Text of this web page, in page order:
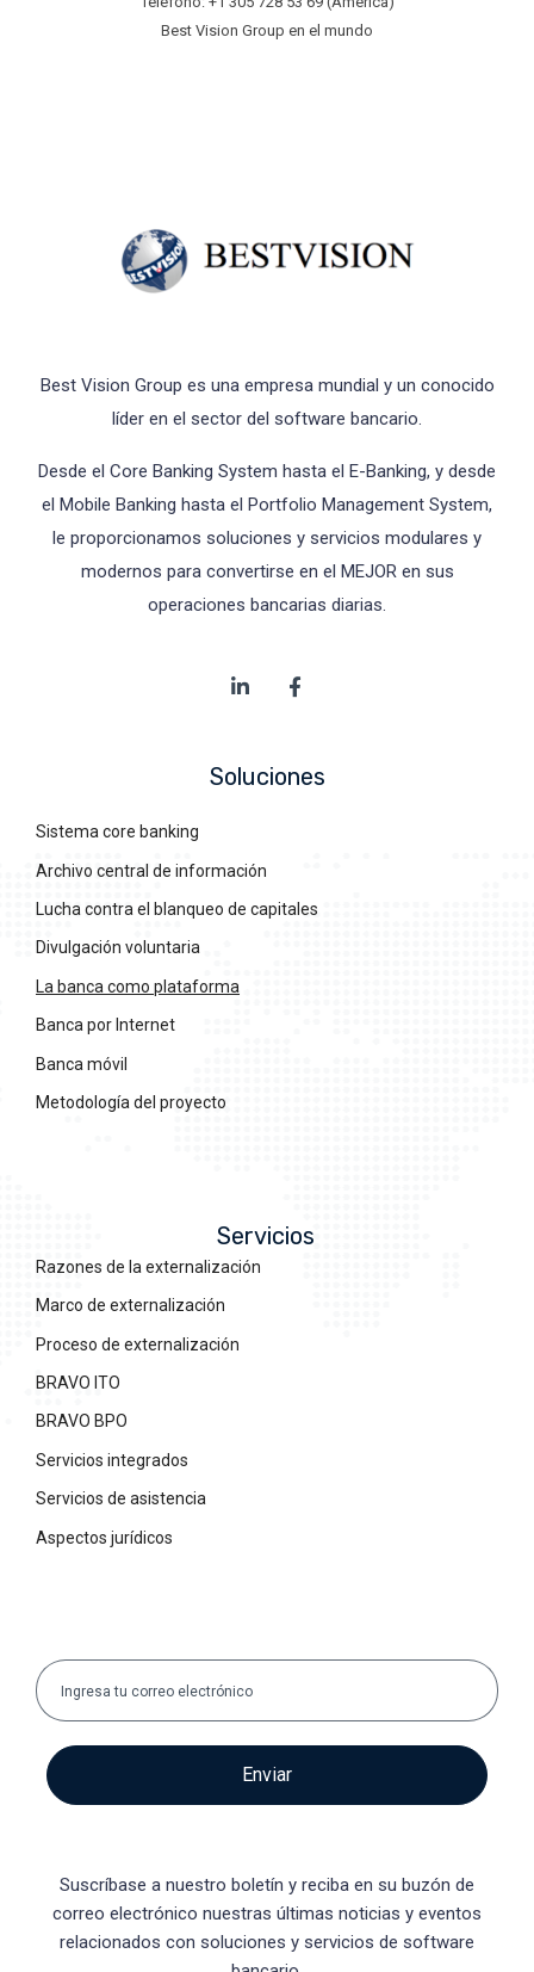
Best Vision Group en el mundo
Best Vision Group es una empresa mundial y un conocido
líder en el sector del software bancario.
Desde el Core Banking System hasta el E-Banking, y desde
el Mobile Banking hasta el Portfolio Management System,
le proporcionamos soluciones y servicios modulares y
modernos para convertirse en el MEJOR en sus
operaciones bancarias diarias.
Soluciones
Sistema core banking
Archivo central de información
Lucha contra el blanqueo de capitales
Divulgación voluntaria
La banca como plataforma
Banca por Internet
Banca móvil
Metodología del proyecto
Servicios
Razones de la externalización
Marco de externalización
Proceso de externalización
BRAVO ITO
BRAVO BPO
Servicios integrados
Servicios de asistencia
Aspectos jurídicos
Enviar
Suscríbase a nuestro boletín y reciba en su buzón de
correo electrónico nuestras últimas noticias y eventos
relacionados con soluciones y servicios de software